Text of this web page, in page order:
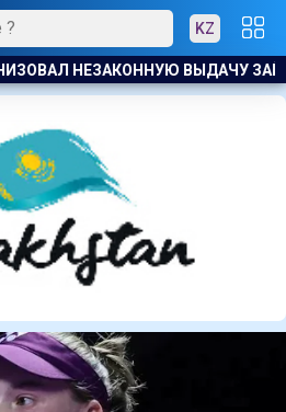
KZ
К ЧЕМУ ПРИДЁТ СУД?